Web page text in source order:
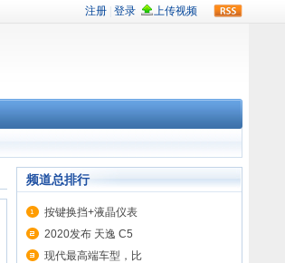
频道总排行
按键换挡+液晶仪表
2020发布 天逸 C5
现代最高端车型，比